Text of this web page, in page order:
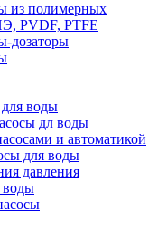
из полимерных
PVDF, PTFE
дозаторы
воды
дл воды
и автоматикой
для воды
давления
воды